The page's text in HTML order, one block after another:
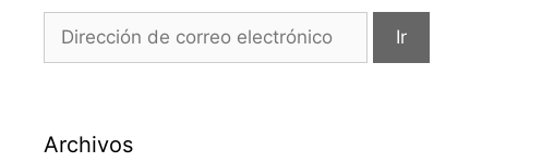
Archivos